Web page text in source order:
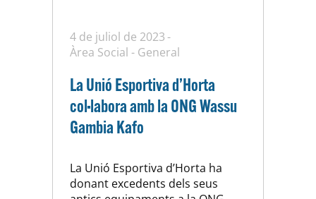
4 de juliol de 2023
Àrea Social - General
La Unió Esportiva d’Horta
col·labora amb la ONG Wassu
Gambia Kafo
La Unió Esportiva d’Horta ha
donant excedents dels seus